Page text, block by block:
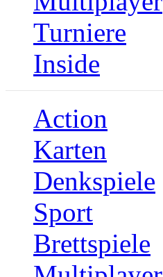
Turniere
Inside
Action
Karten
Denkspiele
Sport
Brettspiele